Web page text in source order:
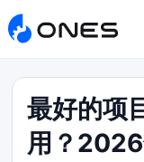
最好的项
用？